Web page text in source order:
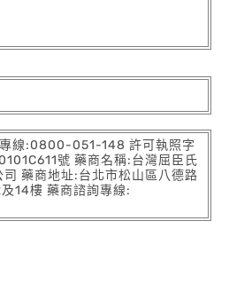
線:0800-051-148 許可執照字
號 藥商名稱:台灣屈臣氏
藥商地址:台北市松山區八德路
14樓 藥商諮詢專線: